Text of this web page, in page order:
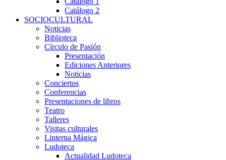
Catálogo 2
SOCIOCULTURAL
Noticias
Biblioteca
Círculo de Pasión
Presentación
Ediciones Anteriores
Noticias
Conciertos
Conferencias
Presentaciones de libros
Teatro
Talleres
Visitas culturales
Linterna Mágica
Ludoteca
Actualidad Ludoteca